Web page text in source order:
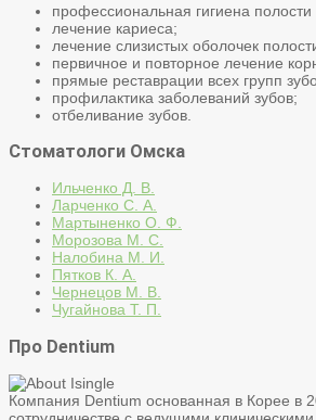
профессиональная гигиена полости
лечение кариеса;
лечение слизистых оболочек
первичное и повторное лечение
прямые реставрации всех групп
профилактика заболеваний зубов;
отбеливание зубов.
Стоматологи Омска
Ильченко Д. В.
Ларченко С. А.
Мартыненко О. Ф.
Морозова М. С.
Налобина М. И.
Пятков К. А.
Чернецов М. В.
Чугайнова Т. П.
Про Dentium
Компания Dentium основанная в Корее в